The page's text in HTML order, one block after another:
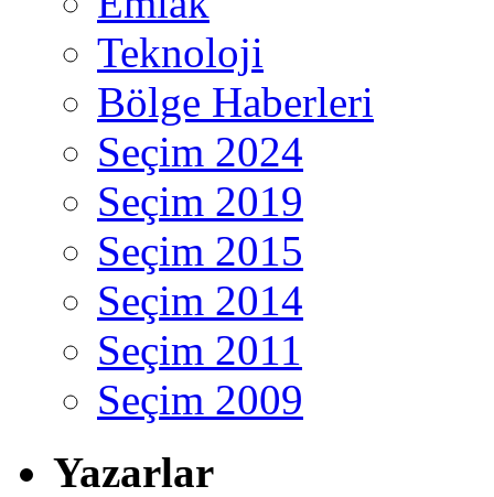
Teknoloji
Bölge Haberleri
Seçim 2024
Seçim 2019
Seçim 2015
Seçim 2014
Seçim 2011
Seçim 2009
Yazarlar